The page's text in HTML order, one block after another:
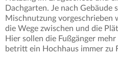
Dachgarten. Je nach Gebäude
Mischnutzung vorgeschrieben
die Wege zwischen und die
Hier sollen die Fußgänger
betritt ein Hochhaus immer zu